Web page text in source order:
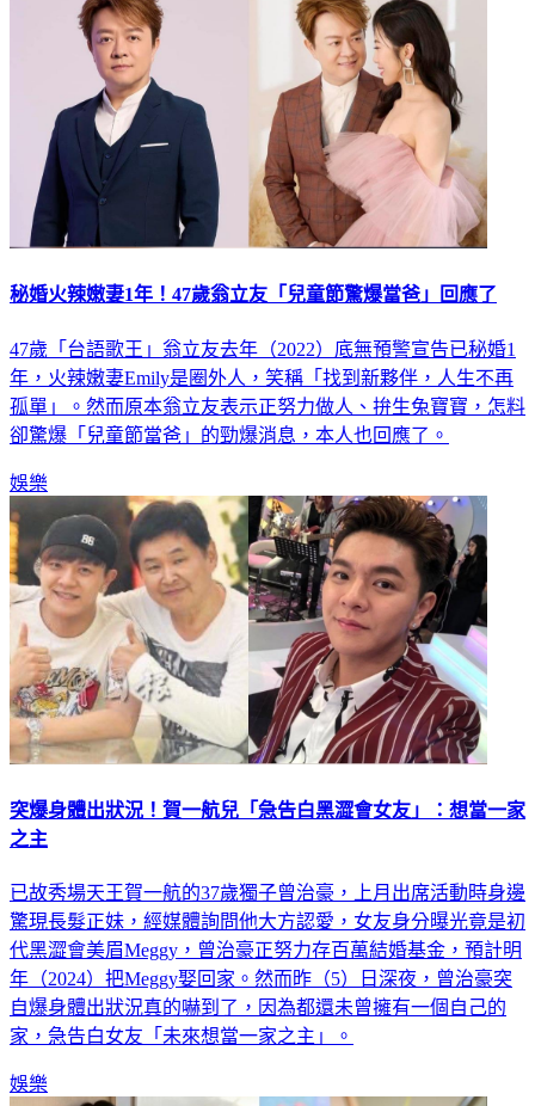
秘婚火辣嫩妻1年！47歲翁立友「兒童節驚爆當爸」回應了
47歲「台語歌王」翁立友去年（2022）底無預警宣告已秘婚1
年，火辣嫩妻Emily是圈外人，笑稱「找到新夥伴，人生不再
孤單」。然而原本翁立友表示正努力做人、拚生兔寶寶，怎料
卻驚爆「兒童節當爸」的勁爆消息，本人也回應了。
娛樂
突爆身體出狀況！賀一航兒「急告白黑澀會女友」：想當一家
之主
已故秀場天王賀一航的37歲獨子曾治豪，上月出席活動時身邊
驚現長髮正妹，經媒體詢問他大方認愛，女友身分曝光竟是初
代黑澀會美眉Meggy，曾治豪正努力存百萬結婚基金，預計明
年（2024）把Meggy娶回家。然而昨（5）日深夜，曾治豪突
自爆身體出狀況真的嚇到了，因為都還未曾擁有一個自己的
家，急告白女友「未來想當一家之主」。
娛樂